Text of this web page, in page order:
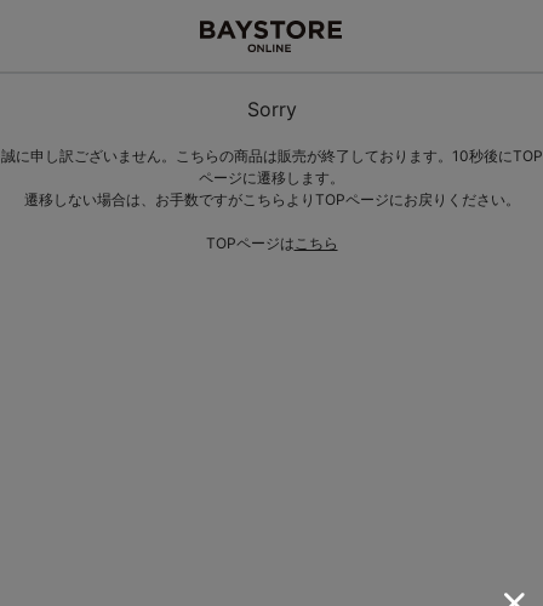
Sorry
誠に申し訳ございません。こちらの商品は販売が終了しております。10秒後にTOP
ページに遷移します。
遷移しない場合は、お手数ですがこちらよりTOPページにお戻りください。
TOPページはこちら